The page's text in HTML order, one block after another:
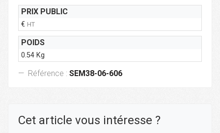
PRIX PUBLIC
€ HT
POIDS
0.54 Kg
Référence : SEM38-06-606
Cet article vous intéresse ?